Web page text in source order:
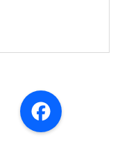
a
c